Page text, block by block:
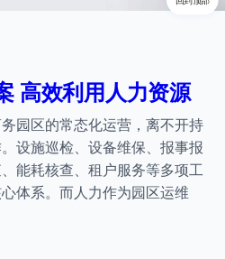
高效利用人力资源
园区的常态化运营，离不开持
设施巡检、设备维保、报事报
能耗核查、租户服务等多项工
体系。而人力作为园区运维